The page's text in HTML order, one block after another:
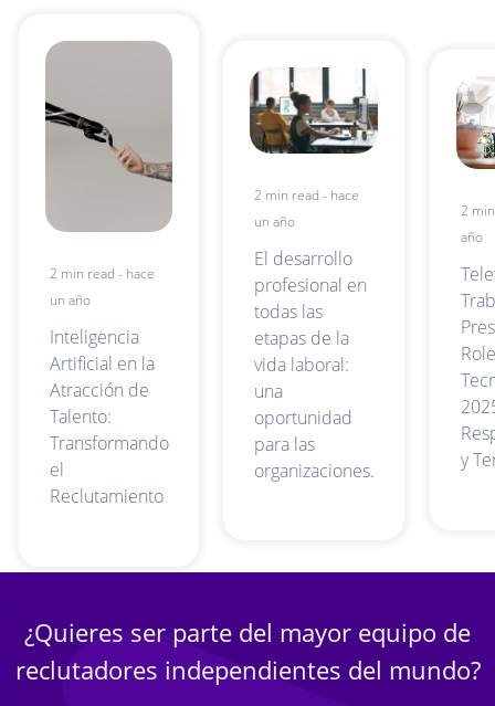
2 min read - hace
un año
Inteligencia
Artificial en la
Atracción de
Talento:
Transformando
el
Reclutamiento
2 min read - hace
un año
El desarrollo
profesional en
todas las
etapas de la
vida laboral:
una
oportunidad
para las
organizaciones.
2
año
y
¿Quieres ser parte del mayor equipo de
reclutadores independientes del mundo?